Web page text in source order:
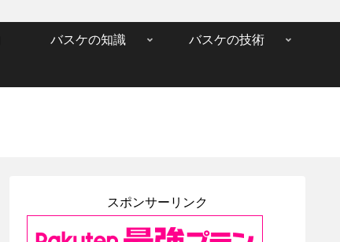
バスケの知識 バスケの技術
スポンサーリンク